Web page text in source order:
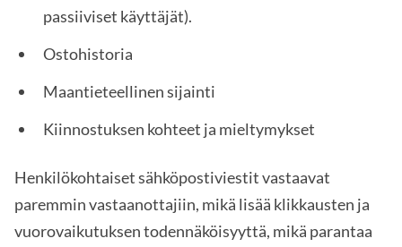
passiiviset käyttäjät).
Ostohistoria
Maantieteellinen sijainti
Kiinnostuksen kohteet ja mieltymykset
Henkilökohtaiset sähköpostiviestit vastaavat
paremmin vastaanottajiin, mikä lisää klikkausten ja
vuorovaikutuksen todennäköisyyttä, mikä parantaa